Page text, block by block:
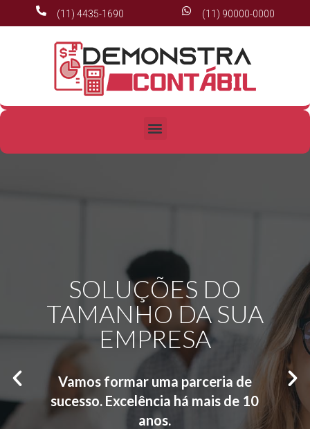
(11) 4435-1690 (11) 90000-0000
SOLUÇÕES DO
TAMANHO DA SUA
EMPRESA
Vamos formar uma parceria de
sucesso. Excelência há mais de 10
anos.